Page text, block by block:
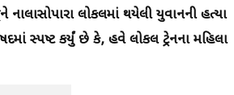
લોકલમાં થયેલી યુવાનની હત્યા
સ્પષ્ટ કર્યું છે કે, હવે લોકલ ટ્રેનના મહિલા